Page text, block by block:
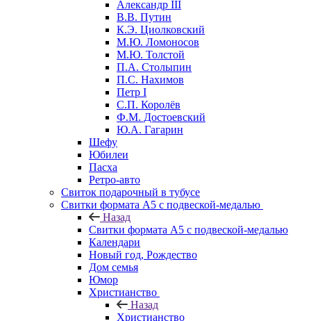
Александр III
В.В. Путин
К.Э. Циолковский
М.Ю. Ломоносов
М.Ю. Толстой
П.А. Столыпин
П.С. Нахимов
Петр I
С.П. Королёв
Ф.М. Достоевский
Ю.А. Гагарин
Шефу
Юбилеи
Пасха
Ретро-авто
Свиток подарочный в тубусе
Свитки формата А5 с подвеской-медалью
Назад
Свитки формата А5 с подвеской-медалью
Календари
Новый год, Рождество
Дом семья
Юмор
Христианство
Назад
Христианство